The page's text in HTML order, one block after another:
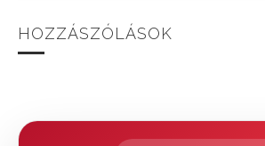
HOZZÁSZÓLÁSOK